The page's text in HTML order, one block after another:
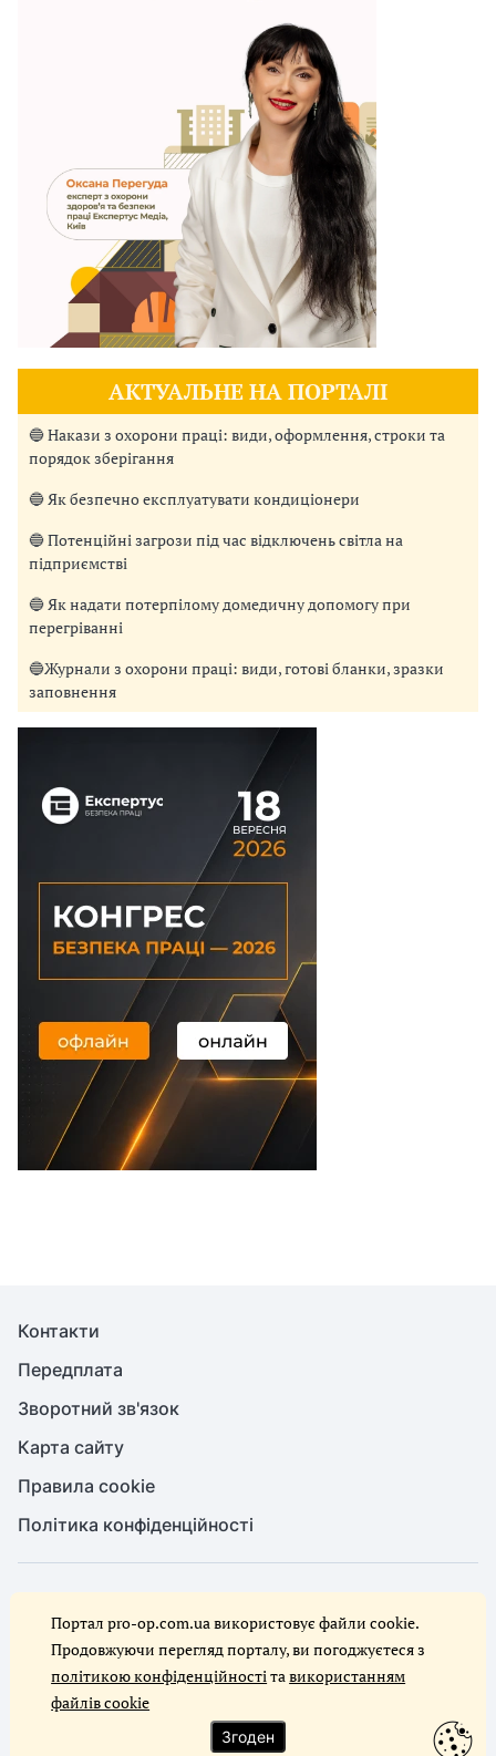
АКТУАЛЬНЕ НА ПОРТАЛІ
🔵 Накази з охорони праці: види, оформлення, строки та
порядок зберігання
🔵 Як безпечно експлуатувати кондиціонери
🔵 Потенційні загрози під час відключень світла на
підприємстві
🔵 Як надати потерпілому домедичну допомогу при
перегріванні
🔵Журнали з охорони праці: види, готові бланки, зразки
заповнення
Контакти
Передплата
Зворотний зв'язок
Карта сайту
Правила cookie
Політика конфіденційності
Повне або часткове копіювання будь-яких матеріалів сайту,
цитування, публікація їх анотованих оглядів допускаються лише за
письмового дозволу редакції сайту Служба охорони праці
Ми в соцмережах
Портал pro-op.com.ua використовує файли cookie.
Продовжуючи перегляд порталу, ви погоджуєтеся з
політикою конфіденційностітавикористанням
файлів cookie
Згоден